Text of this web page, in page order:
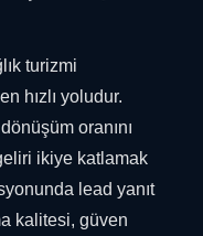
turizmi
hızlı yoludur.
oranını
ikiye katlamak
lead yanıt
kalitesi, güven